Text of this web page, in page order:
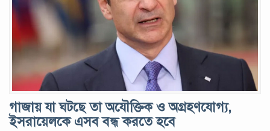
গাজায় যা ঘটছে তা অযৌক্তিক ও অগ্রহণযোগ্য,
ইসরায়েলকে এসব বন্ধ করতে হবে